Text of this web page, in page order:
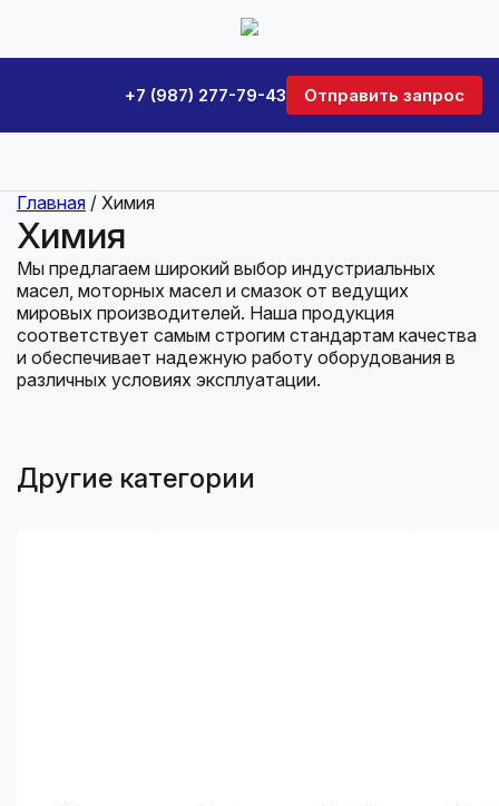
+7 (987) 277-79-43 Отправить запрос
Главная / Химия
Химия
Мы предлагаем широкий выбор индустриальных
масел, моторных масел и смазок от ведущих
мировых производителей. Наша продукция
соответствует самым строгим стандартам качества
и обеспечивает надежную работу оборудования в
различных условиях эксплуатации.
Другие категории